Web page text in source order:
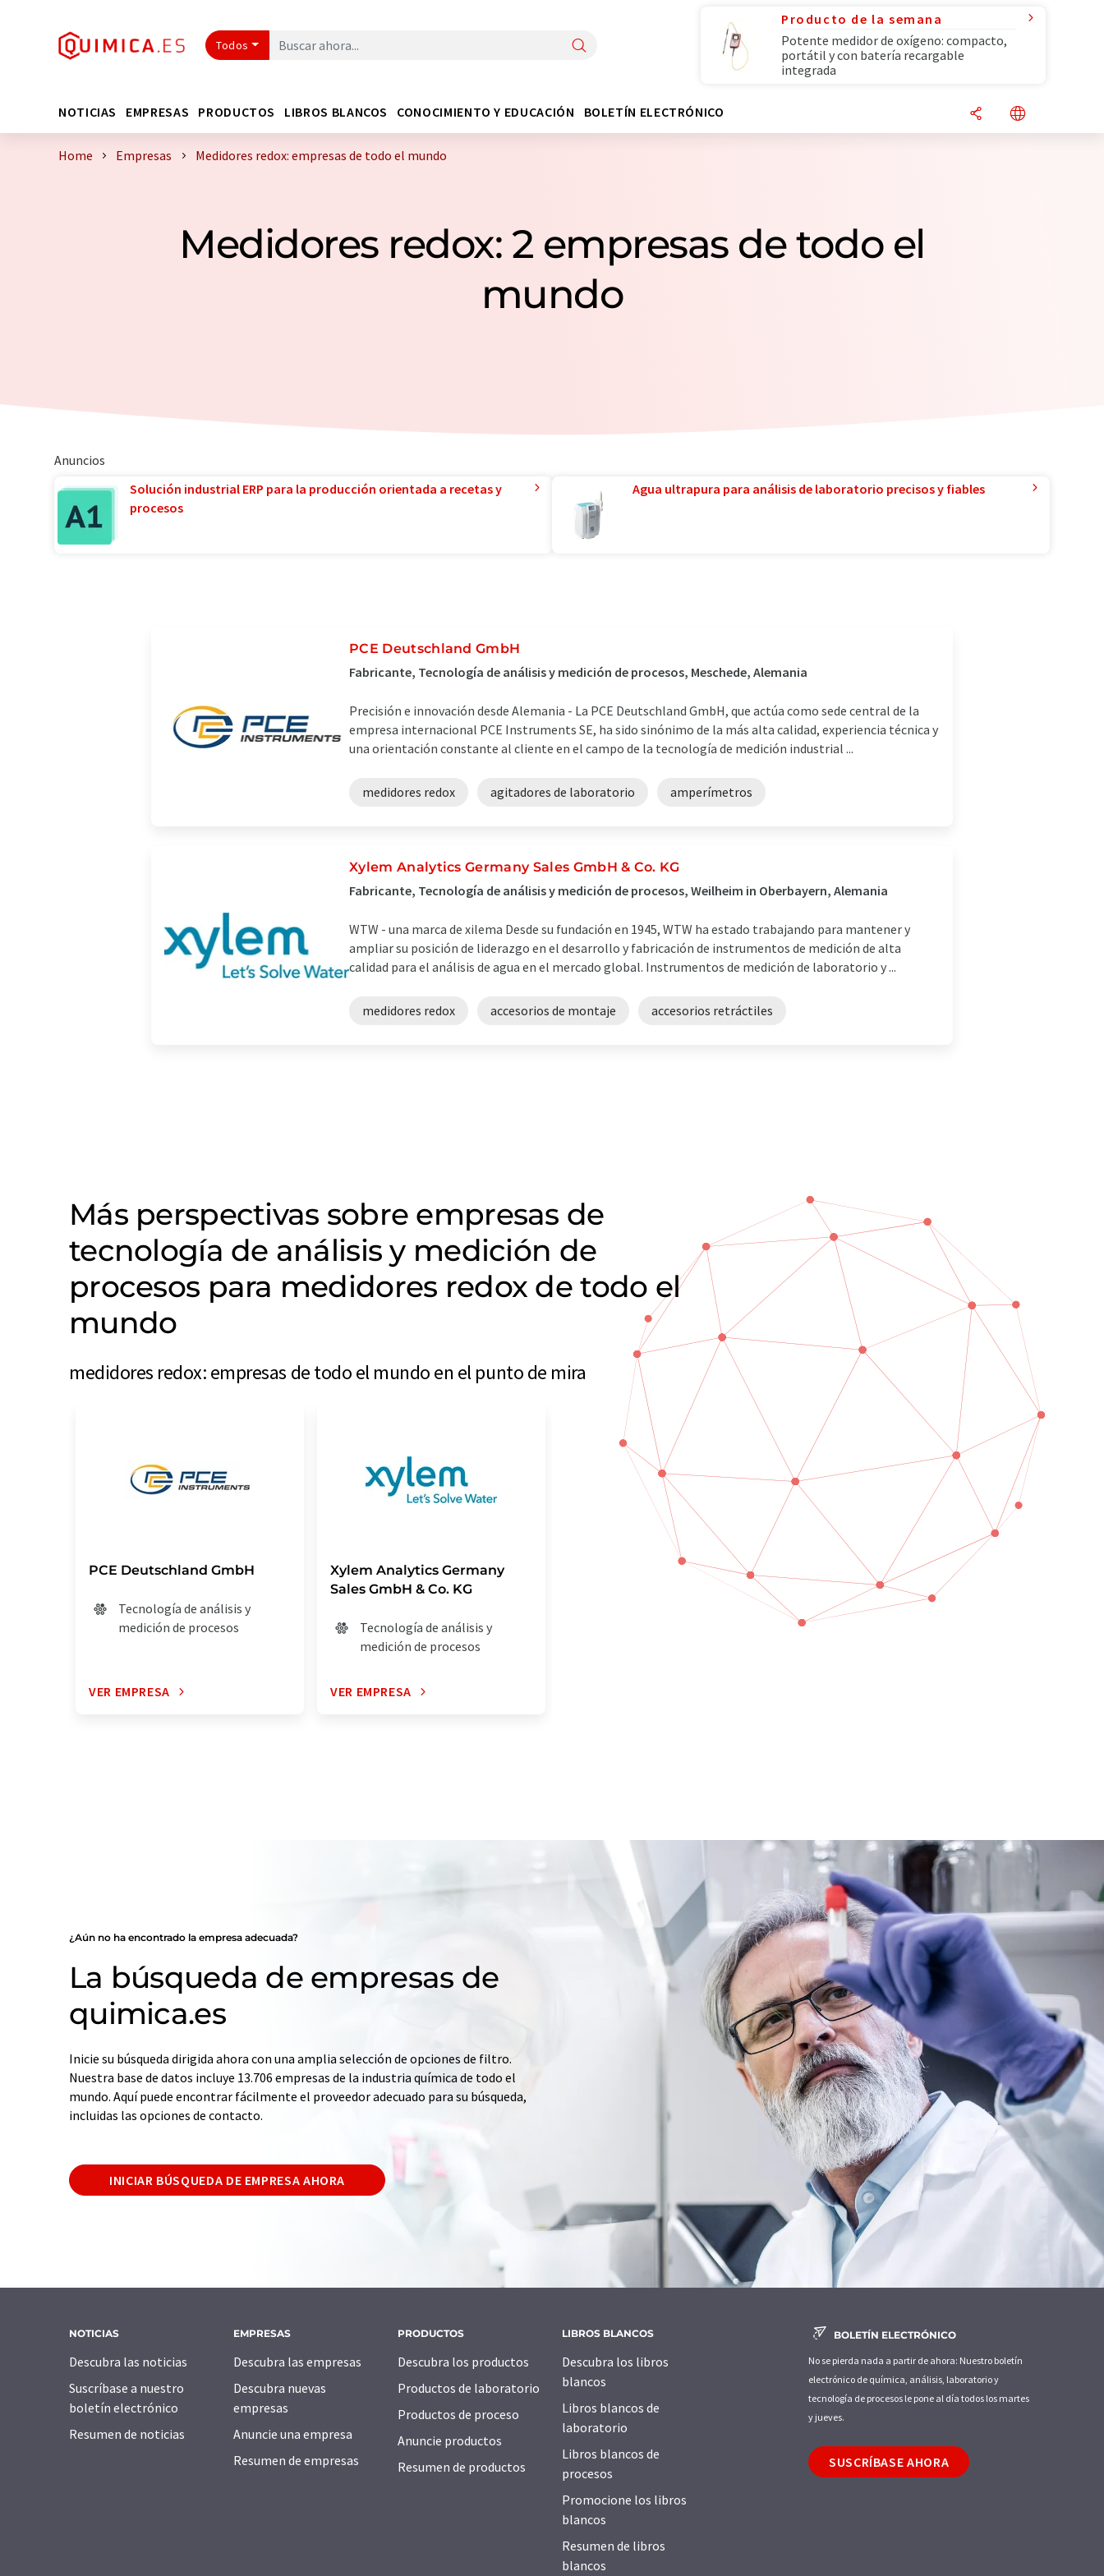
Todos
Producto de la semana
Potente medidor de oxígeno: compacto,
portátil y con batería recargable
integrada
NOTICIAS EMPRESAS PRODUCTOS LIBROS BLANCOS CONOCIMIENTO Y EDUCACIÓN BOLETÍN ELECTRÓNICO
Home Empresas Medidores redox: empresas de todo el mundo
Medidores redox: 2 empresas de todo el
mundo
Anuncios
Solución industrial ERP para la producción orientada a recetas y
procesos
Agua ultrapura para análisis de laboratorio precisos y fiables
PCE Deutschland GmbH
Fabricante, Tecnología de análisis y medición de procesos, Meschede, Alemania
Precisión e innovación desde Alemania - La PCE Deutschland GmbH, que actúa como sede central de la
empresa internacional PCE Instruments SE, ha sido sinónimo de la más alta calidad, experiencia técnica y
una orientación constante al cliente en el campo de la tecnología de medición industrial ...
medidores redox agitadores de laboratorio amperímetros
Xylem Analytics Germany Sales GmbH & Co. KG
Fabricante, Tecnología de análisis y medición de procesos, Weilheim in Oberbayern, Alemania
WTW - una marca de xilema Desde su fundación en 1945, WTW ha estado trabajando para mantener y
ampliar su posición de liderazgo en el desarrollo y fabricación de instrumentos de medición de alta
calidad para el análisis de agua en el mercado global. Instrumentos de medición de laboratorio y ...
medidores redox accesorios de montaje accesorios retráctiles
Más perspectivas sobre empresas de
tecnología de análisis y medición de
procesos para medidores redox de todo el
mundo
medidores redox: empresas de todo el mundo en el punto de mira
PCE Deutschland GmbH
Tecnología de análisis y
medición de procesos
VER EMPRESA
Xylem Analytics Germany
Sales GmbH & Co. KG
Tecnología de análisis y
medición de procesos
VER EMPRESA
¿Aún no ha encontrado la empresa adecuada?
La búsqueda de empresas de
quimica.es
Inicie su búsqueda dirigida ahora con una amplia selección de opciones de filtro.
Nuestra base de datos incluye 13.706 empresas de la industria química de todo el
mundo. Aquí puede encontrar fácilmente el proveedor adecuado para su búsqueda,
incluidas las opciones de contacto.
INICIAR BÚSQUEDA DE EMPRESA AHORA
NOTICIAS
Descubra las noticias
Suscríbase a nuestro
boletín electrónico
Resumen de noticias
EMPRESAS
Descubra las empresas
Descubra nuevas
empresas
Anuncie una empresa
Resumen de empresas
PRODUCTOS
Descubra los productos
Productos de laboratorio
Productos de proceso
Anuncie productos
Resumen de productos
LIBROS BLANCOS
Descubra los libros
blancos
Libros blancos de
laboratorio
Libros blancos de
procesos
Promocione los libros
blancos
Resumen de libros
blancos
BOLETÍN ELECTRÓNICO
No se pierda nada a partir de ahora: Nuestro boletín
electrónico de química, análisis, laboratorio y
tecnología de procesos le pone al día todos los martes
y jueves.
SUSCRÍBASE AHORA